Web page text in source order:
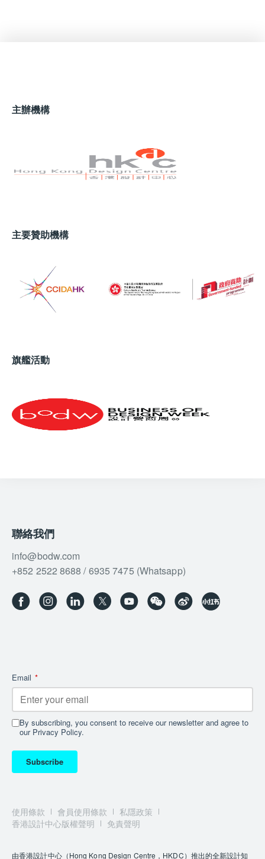
主辦機構
主要贊助機構
旗艦活動
聯絡我們
info@bodw.com
+852 2522 8688 / 6935 7475 (Whatsapp)
Email *
By subscribing, you consent to receive our newsletter and agree to
our Privacy Policy.
Subscribe
使用條款 會員使用條款
私隱政策
香港設計中心版權聲明
免責聲明
由香港設計中心（Hong Kong Design Centre，HKDC）推出的全新設計知